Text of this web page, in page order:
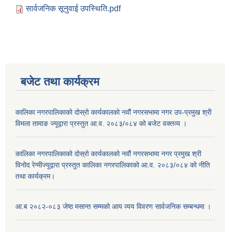
सार्वजनिक सूनुवाई उपस्थिति.pdf
बजेट तथा कार्यक्रम
कालिका नगरपालिकाको दोस्रो कार्यकालको नवौं नगरसभामा नगर उप-प्रमुख श्री
विमला तामाङ ज्यूद्वारा प्रस्तुत आ.व. २०८३/०८४ को बजेट वक्तव्य ।
कालिका नगरपालिकाको दोस्रो कार्यकालको नवौं नगरसभामा नगर प्रमुख श्री
विनोद रेग्मीज्यूद्वारा प्रस्तुत कालिका नगरपालिकाको आ.व. २०८३/०८४ को नीति
तथा कार्यक्रम।
आ.ब २०८२-०८३ जेष्ठ मसान्त सम्मको आय व्यय विवरण सार्वजनिक सम्बन्धमा ।